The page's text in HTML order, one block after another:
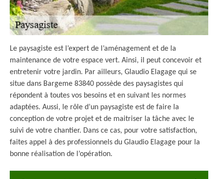
Le paysagiste est l’expert de l’aménagement et de la
maintenance de votre espace vert. Ainsi, il peut concevoir et
entretenir votre jardin. Par ailleurs, Glaudio Elagage qui se
situe dans Bargeme 83840 possède des paysagistes qui
répondent à toutes vos besoins et en suivant les normes
adaptées. Aussi, le rôle d’un paysagiste est de faire la
conception de votre projet et de maitriser la tâche avec le
suivi de votre chantier. Dans ce cas, pour votre satisfaction,
faites appel à des professionnels du Glaudio Elagage pour la
bonne réalisation de l’opération.